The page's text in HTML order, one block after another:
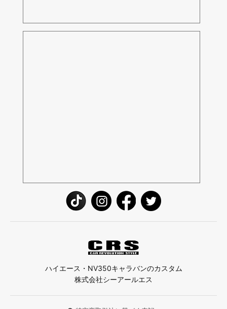
ハイエース・NV350キャラバンのカスタム
株式会社シーアールエス